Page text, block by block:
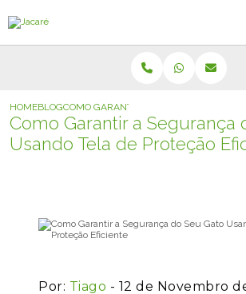
HOMEBLOGCOMO GARANTIR A SEGURANÇA DO
Como Garantir a Segurança
Usando Tela de Proteção
Por: Tiago - 12 de Novembro